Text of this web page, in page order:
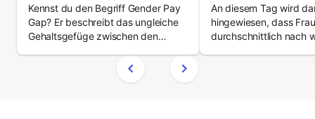
Wahrheit über
Lohnungleichheit in
Kennst du den Begriff Gender Pay
Gap? Er beschreibt das ungleiche
Gehaltsgefüge zwischen den
Informationen für dich!
An diesem Tag wird
hingewiesen, dass
durchschnittlich nach